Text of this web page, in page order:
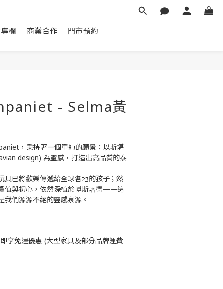
欄 商業合作 門市預約
- Selma黃
，秉持著一個單純的願景：以斯堪
design) 為靈感，打造出高品質的泰
具已將歡樂傳遞給全球各地的孩子；然
值與初心，依然深植於博斯塔德——這
我們源源不絕的靈感泉源。
享免運優惠 (大型家具及部分品牌運費